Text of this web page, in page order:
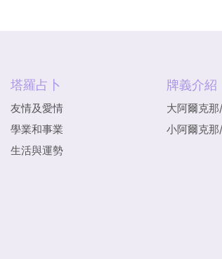
塔羅占卜
友情及愛情
學業和事業
生活與運勢
牌義介紹
大阿爾克
小阿爾克